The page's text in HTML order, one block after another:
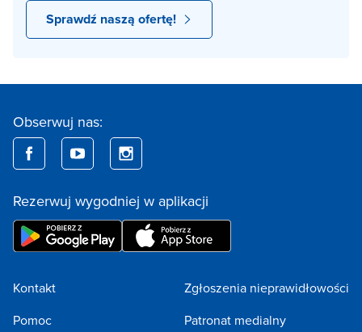
Sprawdź naszą ofertę!
Obserwuj nas:
Rezerwuj wygodniej w aplikacji
Kontakt
Pomoc
Zgłoszenia nieprawidłowości
Patronat medialny